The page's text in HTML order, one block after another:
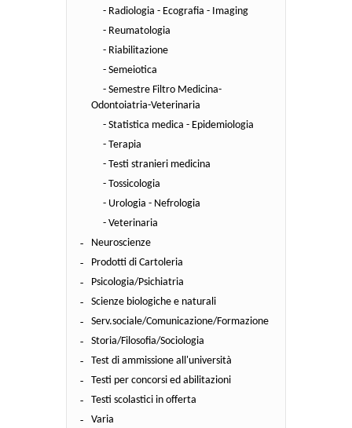
- Radiologia - Ecografia - Imaging
- Reumatologia
- Riabilitazione
- Semeiotica
- Semestre Filtro Medicina-
Odontoiatria-Veterinaria
- Statistica medica - Epidemiologia
- Terapia
- Testi stranieri medicina
- Tossicologia
- Urologia - Nefrologia
- Veterinaria
Neuroscienze
Prodotti di Cartoleria
Psicologia/Psichiatria
Scienze biologiche e naturali
Serv.sociale/Comunicazione/Formazione
Storia/Filosofia/Sociologia
Test di ammissione all'università
Testi per concorsi ed abilitazioni
Testi scolastici in offerta
Varia